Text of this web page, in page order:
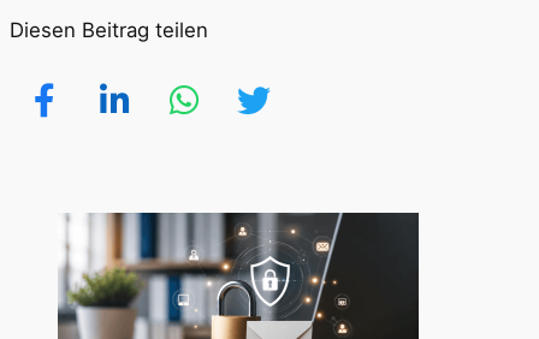
Diesen Beitrag teilen